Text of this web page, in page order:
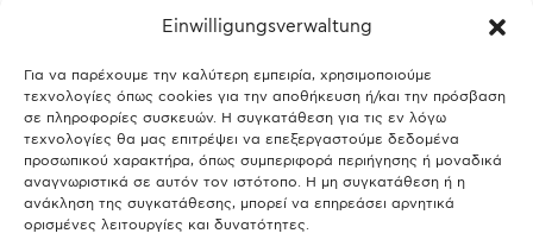
Einwilligungsverwaltung
Για να παρέχουμε την καλύτερη εμπειρία, χρησιμοποιούμε
τεχνολογίες όπως cookies για την αποθήκευση ή/και την πρόσβαση
σε πληροφορίες συσκευών. Η συγκατάθεση για τις εν λόγω
τεχνολογίες θα μας επιτρέψει να επεξεργαστούμε δεδομένα
προσωπικού χαρακτήρα, όπως συμπεριφορά περιήγησης ή μοναδικά
αναγνωριστικά σε αυτόν τον ιστότοπο. Η μη συγκατάθεση ή η
ανάκληση της συγκατάθεσης, μπορεί να επηρεάσει αρνητικά
ορισμένες λειτουργίες και δυνατότητες.
Μόναχο;
25.03.2026
Θύελλα χτυπά το Μόναχο: Κίνδυνος από τους ισχυρούς ανέμους
και τις καταιγίδες
25.03.2026